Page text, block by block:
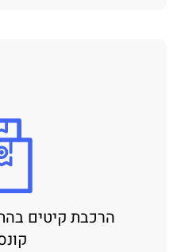
הרכבת קיטים